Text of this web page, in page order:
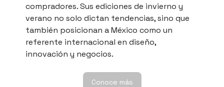
compradores. Sus ediciones de invierno y
verano no solo dictan tendencias, sino que
también posicionan a México como un
referente internacional en diseño,
innovación y negocios.
Conoce más